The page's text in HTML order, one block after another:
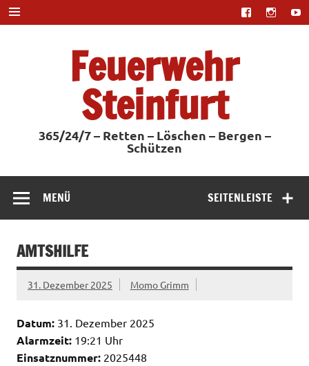
Zum
Inhalt
springen
Feuerwehr
Steinfurt
365/24/7 – Retten – Löschen – Bergen –
Schützen
SEITENLEISTE
MENÜ
AMTSHILFE
31. Dezember 2025 Momo Grimm
Datum: 31. Dezember 2025
Alarmzeit: 19:21 Uhr
Einsatznummer: 2025448